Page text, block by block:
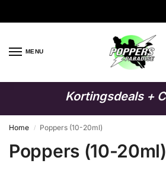
MENU
Kortingsdeals +
Home / Poppers (10-20ml)
Poppers (10-20ml)